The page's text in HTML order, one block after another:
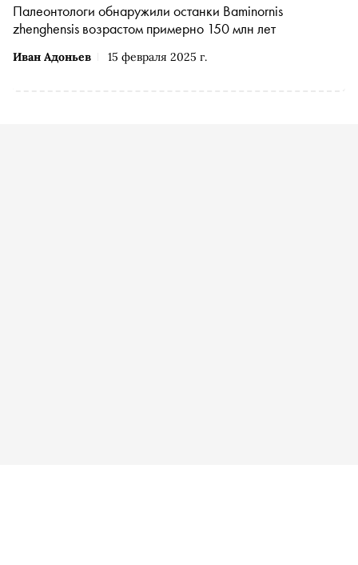
Иван Адоньев 15 февраля 2025 г.
Палеонтологи обнаружили останки Baminornis
zhenghensis возрастом примерно 150 млн лет